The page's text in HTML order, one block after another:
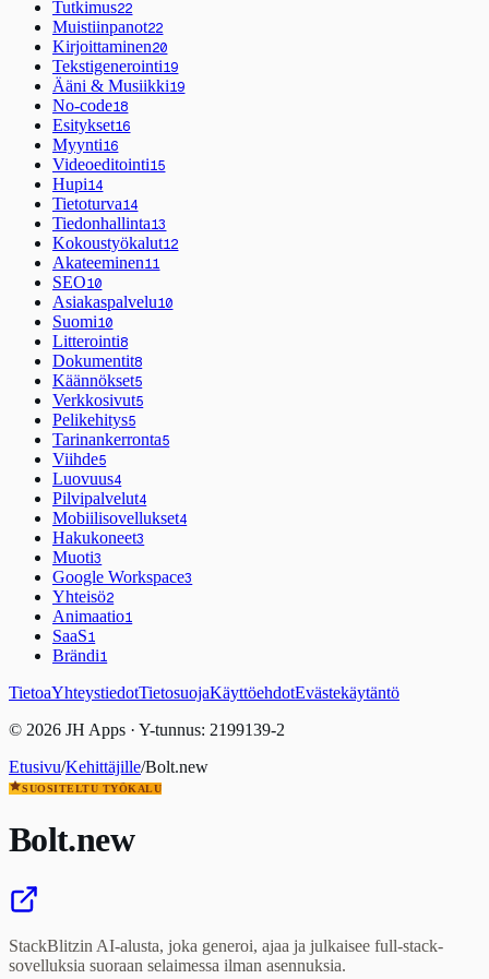
Tutkimus22
Muistiinpanot22
Kirjoittaminen20
Tekstigenerointi19
Ääni & Musiikki19
No-code18
Esitykset16
Myynti16
Videoeditointi15
Hupi14
Tietoturva14
Tiedonhallinta13
Kokoustyökalut12
Akateeminen11
SEO10
Asiakaspalvelu10
Suomi10
Litterointi8
Dokumentit8
Käännökset5
Verkkosivut5
Pelikehitys5
Tarinankerronta5
Viihde5
Luovuus4
Pilvipalvelut4
Mobiilisovellukset4
Hakukoneet3
Muoti3
Google Workspace3
Yhteisö2
Animaatio1
SaaS1
Brändi1
TietoaYhteystiedotTietosuojaKäyttöehdotEvästekäytäntö
© 2026 JH Apps · Y-tunnus: 2199139-2
Etusivu/Kehittäjille/Bolt.new
SUOSITELTU TYÖKALU
Bolt.new
StackBlitzin AI-alusta, joka generoi, ajaa ja julkaisee full-stack-
sovelluksia suoraan selaimessa ilman asennuksia.